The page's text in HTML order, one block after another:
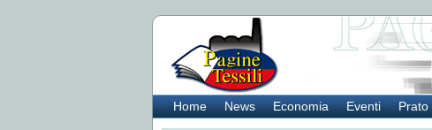
Home News Economia Eventi Prato